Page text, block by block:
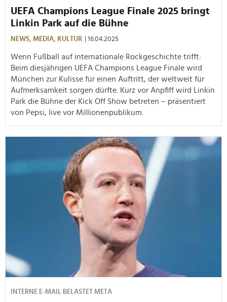
UEFA Champions League Finale 2025 bringt
Linkin Park auf die Bühne
NEWS, MEDIA, KULTUR | 16.04.2025
Wenn Fußball auf internationale Rockgeschichte trifft:
Beim diesjährigen UEFA Champions League Finale wird
München zur Kulisse für einen Auftritt, der weltweit für
Aufmerksamkeit sorgen dürfte. Kurz vor Anpfiff wird Linkin
Park die Bühne der Kick Off Show betreten – präsentiert
von Pepsi, live vor Millionenpublikum.
INTERNE E-MAIL BELASTET META